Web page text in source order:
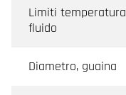
Limiti
fluido
Diametro, guaina